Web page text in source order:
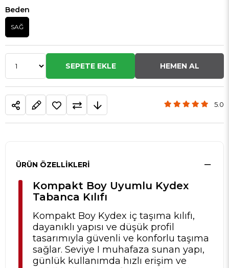
Beden
SAĞ
5.0
ÜRÜN ÖZELLIKLERI
Kompakt Boy Uyumlu Kydex
Tabanca Kılıfı
Kompakt Boy Kydex iç taşıma kılıfı,
dayanıklı yapısı ve düşük profil
tasarımıyla güvenli ve konforlu taşıma
sağlar. Seviye I muhafaza sunan yapı,
günlük kullanımda hızlı erişim ve